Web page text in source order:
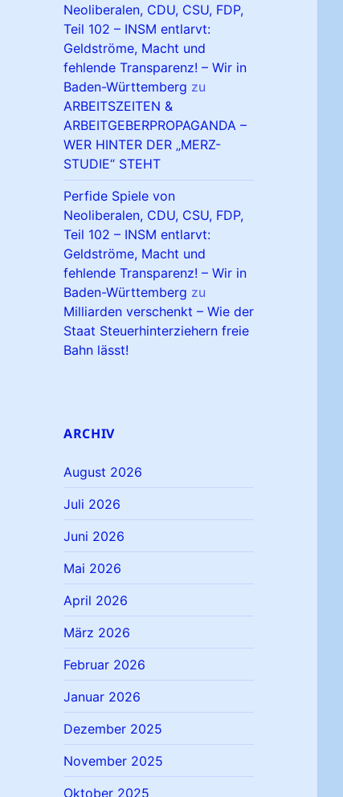
Neoliberalen, CDU, CSU, FDP,
Teil 102 – INSM entlarvt:
Geldströme, Macht und
fehlende Transparenz! – Wir in
Baden-Württemberg zu
ARBEITSZEITEN &
ARBEITGEBERPROPAGANDA –
WER HINTER DER „MERZ-
STUDIE“ STEHT
Perfide Spiele von
Neoliberalen, CDU, CSU, FDP,
Teil 102 – INSM entlarvt:
Geldströme, Macht und
fehlende Transparenz! – Wir in
Baden-Württemberg zu
Milliarden verschenkt – Wie der
Staat Steuerhinterziehern freie
Bahn lässt!
ARCHIV
August 2026
Juli 2026
Juni 2026
Mai 2026
April 2026
März 2026
Februar 2026
Januar 2026
Dezember 2025
November 2025
Oktober 2025